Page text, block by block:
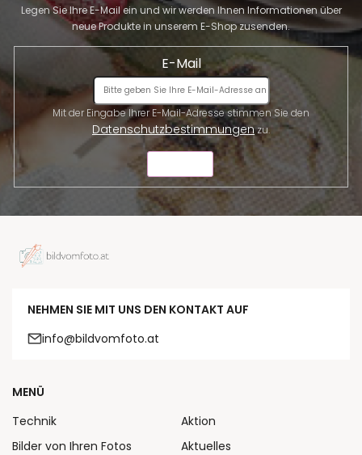
Legen Sie Ihre E-Mail ein und wir werden Ihnen Informationen über
neue Produkte in unserem E-Shop zusenden.
E-Mail
Datenschutzbestimmungenzu.
NEHMEN SIE MIT UNS DEN KONTAKT AUF
info@bildvomfoto.at
MENÜ
Technik
Bilder von Ihren Fotos
Aktion
Aktuelles